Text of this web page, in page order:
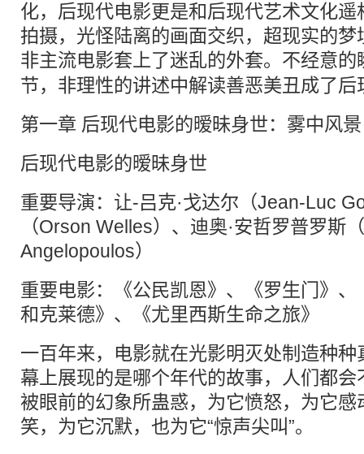
化，后现代电影更是和后现代艺术文化
拍摄，光怪陆离的画面交织，超现实的
非主流电影套上了迷乱的外套。不经意的
节，非理性的讲述中解读善恶美丑成了
第一章 后现代电影的暧昧身世：雾中风景
后现代电影的暧昧身世
重要导演：让-吕克·戈达尔（Jean-Luc
（Orson Welles）、迪奥·安哲罗普罗斯
Angelopoulos）
重要电影：《公民凯恩》、《罗生门》
和克莱德》、《尤里西斯生命之旅》
一百年来，电影就在光影明灭处制造种种
幕上展现的是哪个年代的故事，人们都
被眼前的幻象所蛊惑，为它愤怒，为它
笑，为它沉默，也为它“惊声尖叫”。